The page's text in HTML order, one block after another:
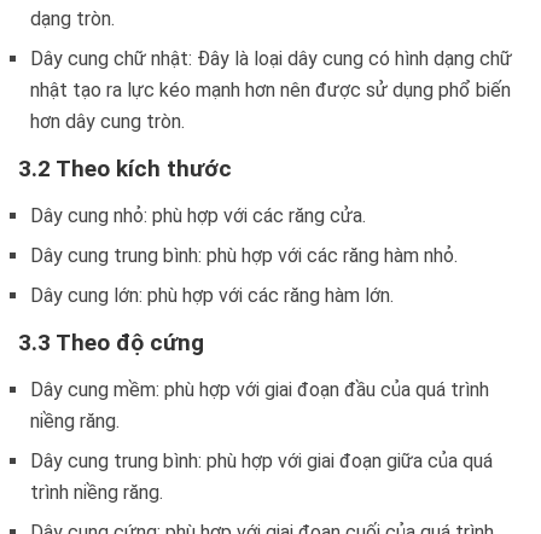
dạng tròn.
Dây cung chữ nhật: Đây là loại dây cung có hình dạng chữ
nhật tạo ra lực kéo mạnh hơn nên được sử dụng phổ biến
hơn dây cung tròn.
3.2 Theo kích thước
Dây cung nhỏ: phù hợp với các răng cửa.
Dây cung trung bình: phù hợp với các răng hàm nhỏ.
Dây cung lớn: phù hợp với các răng hàm lớn.
3.3 Theo độ cứng
Dây cung mềm: phù hợp với giai đoạn đầu của quá trình
niềng răng.
Dây cung trung bình: phù hợp với giai đoạn giữa của quá
trình niềng răng.